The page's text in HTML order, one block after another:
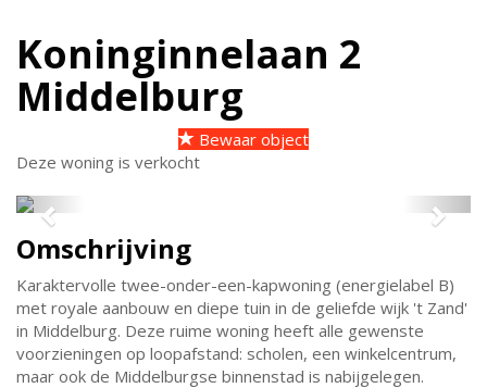
Koninginnelaan 2
Middelburg
Bewaar object
Deze woning is verkocht
Previous Next
Omschrijving
Karaktervolle twee-onder-een-kapwoning (energielabel B)
met royale aanbouw en diepe tuin in de geliefde wijk 't Zand'
in Middelburg. Deze ruime woning heeft alle gewenste
voorzieningen op loopafstand: scholen, een winkelcentrum,
maar ook de Middelburgse binnenstad is nabijgelegen.